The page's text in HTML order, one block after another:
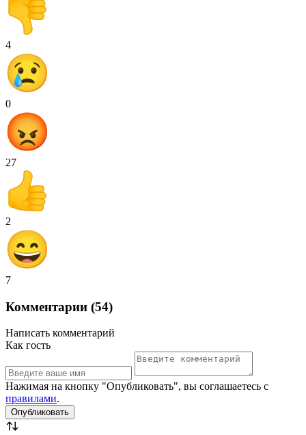
4
0
27
2
7
Комментарии (54)
Написать комментарий
Как гость
Нажимая на кнопку "Опубликовать", вы соглашаетесь с
правилами.